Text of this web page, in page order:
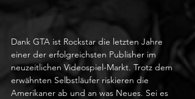
Dank GTA ist Rockstar die letzten Jahre
einer der erfolgreichsten Publisher im
neuzeitlichen Videospiel-Markt. Trotz dem
erwähnten Selbstläufer riskieren die
Amerikaner ab und an was Neues. Sei es